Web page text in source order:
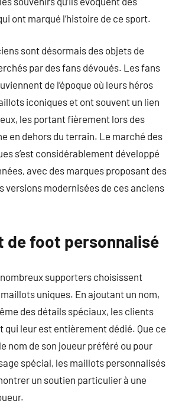
ont marqué l’histoire de ce sport.
sont désormais des objets de
par des fans dévoués. Les fans
de l’époque où leurs héros
iconiques et ont souvent un lien
les portant fièrement lors des
en dehors du terrain. Le marché des
s’est considérablement développé
avec des marques proposant des
versions modernisées de ces anciens
de foot personnalisé
nombreux supporters choisissent
maillots uniques. En ajoutant un nom,
des détails spéciaux, les clients
qui leur est entièrement dédié. Que ce
nom de son joueur préféré ou pour
spécial, les maillots personnalisés
un soutien particulier à une